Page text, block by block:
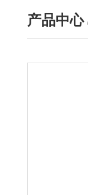
产品中心